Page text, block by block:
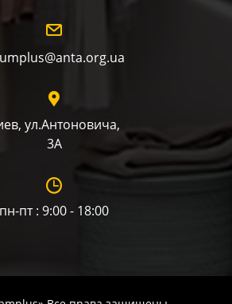
ул.Антоновича,
3А
пн-пт : 9:00 - 18:00